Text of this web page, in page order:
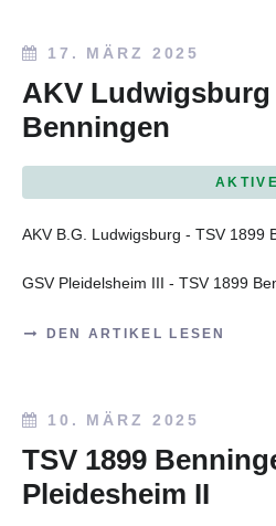
17. MÄRZ 2025
AKV Ludwigsburg
Benningen
AKTIVE
AKV B.G. Ludwigsburg - TSV 1899
GSV Pleidelsheim III - TSV 1899
DEN ARTIKEL LESEN
10. MÄRZ 2025
TSV 1899
Pleidesheim II